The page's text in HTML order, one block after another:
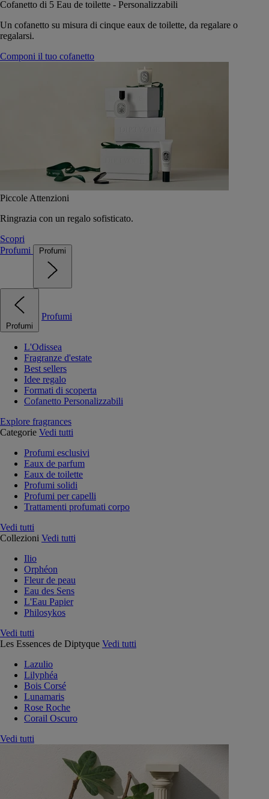
Cofanetto di 5 Eau de toilette - Personalizzabili
Un cofanetto su misura di cinque eaux de toilette, da regalare o
regalarsi.
Componi il tuo cofanetto
Piccole Attenzioni
Ringrazia con un regalo sofisticato.
Scopri
Profumi
Profumi
Profumi
Profumi
L'Odissea
Fragranze d'estate
Best sellers
Idee regalo
Formati di scoperta
Cofanetto Personalizzabili
Explore fragrances
Categorie Vedi tutti
Profumi esclusivi
Eaux de parfum
Eaux de toilette
Profumi solidi
Profumi per capelli
Trattamenti profumati corpo
Vedi tutti
Collezioni Vedi tutti
Ilio
Orphéon
Fleur de peau
Eau des Sens
L'Eau Papier
Philosykos
Vedi tutti
Les Essences de Diptyque Vedi tutti
Lazulio
Lilyphéa
Bois Corsé
Lunamaris
Rose Roche
Corail Oscuro
Vedi tutti